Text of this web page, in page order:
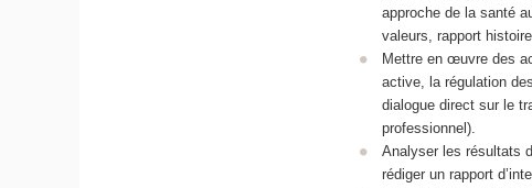
approche de la santé
valeurs, rapport
Mettre en œuvre des
active, la régulation
dialogue direct sur le
professionnel).
Analyser les résultats
rédiger un rapport